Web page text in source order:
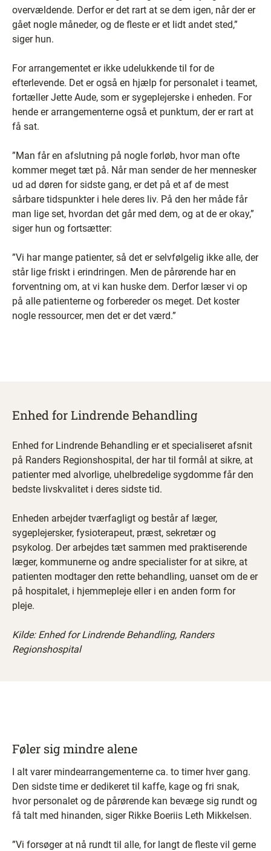
overvældende. Derfor er det rart at se dem igen, når der er
gået nogle måneder, og de fleste er et lidt andet sted,”
siger hun.
For arrangementet er ikke udelukkende til for de
efterlevende. Det er også en hjælp for personalet i teamet,
fortæller Jette Aude, som er sygeplejerske i enheden. For
hende er arrangementerne også et punktum, der er rart at
få sat.
”Man får en afslutning på nogle forløb, hvor man ofte
kommer meget tæt på. Når man sender de her mennesker
ud ad døren for sidste gang, er det på et af de mest
sårbare tidspunkter i hele deres liv. På den her måde får
man lige set, hvordan det går med dem, og at de er okay,”
siger hun og fortsætter:
”Vi har mange patienter, så det er selvfølgelig ikke alle, der
står lige friskt i erindringen. Men de pårørende har en
forventning om, at vi kan huske dem. Derfor læser vi op
på alle patienterne og forbereder os meget. Det koster
nogle ressourcer, men det er det værd.”
Enhed for Lindrende Behandling
Enhed for Lindrende Behandling er et specialiseret afsnit
på Randers Regionshospital, der har til formål at sikre, at
patienter med alvorlige, uhelbredelige sygdomme får den
bedste livskvalitet i deres sidste tid.
Enheden arbejder tværfagligt og består af læger,
sygeplejersker, fysioterapeut, præst, sekretær og
psykolog. Der arbejdes tæt sammen med praktiserende
læger, kommunerne og andre specialister for at sikre, at
patienten modtager den rette behandling, uanset om de er
på hospitalet, i hjemmepleje eller i en anden form for
pleje.
Kilde: Enhed for Lindrende Behandling, Randers
Regionshospital
Føler sig mindre alene
I alt varer mindearrangementerne ca. to timer hver gang.
Den sidste time er dedikeret til kaffe, kage og fri snak,
hvor personalet og de pårørende kan bevæge sig rundt og
få talt med hinanden, siger Rikke Boeriis Leth Mikkelsen.
”Vi forsøger at nå rundt til alle, for langt de fleste vil gerne